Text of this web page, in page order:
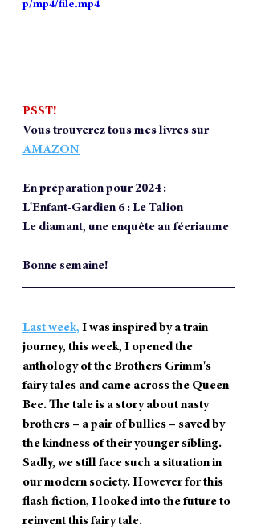
p/mp4/file.mp4
PSST!
Vous trouverez tous mes livres sur
AMAZON
En préparation pour 2024 :
L'Enfant-Gardien 6 : Le Talion
Le diamant, une enquête au féeriaume
Bonne semaine!
Last week, I was inspired by a train
journey, this week, I opened the
anthology of the Brothers Grimm's
fairy tales and came across the Queen
Bee. The tale is a story about nasty
brothers – a pair of bullies – saved by
the kindness of their younger sibling.
Sadly, we still face such a situation in
our modern society. However for this
flash fiction, I looked into the future to
reinvent this fairy tale.